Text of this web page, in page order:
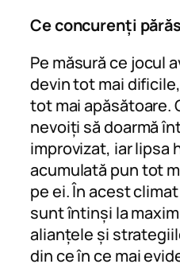
Ce concurenți
Pe măsură ce jocul
devin tot mai
tot mai apăsătoare.
nevoiți să doarmă
improvizat, iar lipsa
acumulată pun tot
pe ei. În acest
sunt întinși la
alianțele și
din ce în ce mai